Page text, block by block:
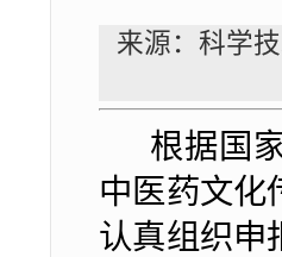
来源：科学
根据国
中医药文化
认真组织申